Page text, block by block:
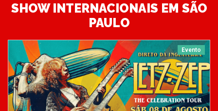
SHOW INTERNACIONAIS EM SÃO
PAULO
Evento